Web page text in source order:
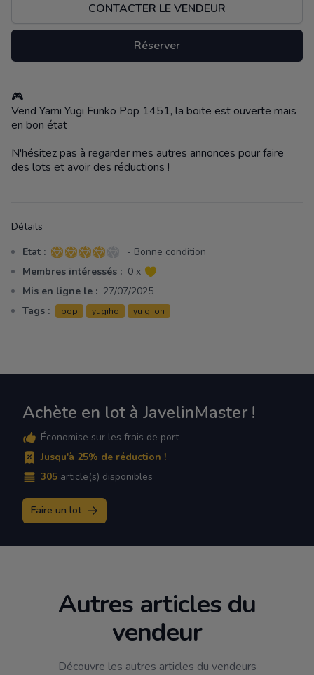
CONTACTER LE VENDEUR
Réserver
Description
🎮
Vend Yami Yugi Funko Pop 1451, la boite est ouverte mais
en bon état
N'hésitez pas à regarder mes autres annonces pour faire
des lots et avoir des réductions !
Détails
Etat : 4 sur 5 étoiles
- Bonne condition
Membres intéressés : 0 x
Mis en ligne le : 27/07/2025
Tags :
pop yugiho yu gi oh
Achète en lot à JavelinMaster !
Économise sur les frais de port
Jusqu'à 25% de réduction !
305 article(s) disponibles
Faire un lot
Autres articles du
vendeur
Découvre les autres articles du vendeurs